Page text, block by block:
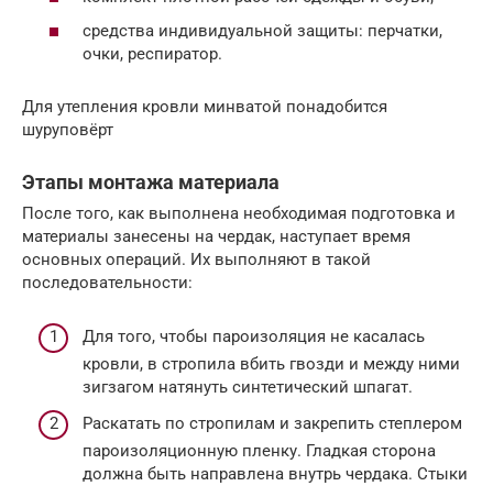
средства индивидуальной защиты: перчатки,
очки, респиратор.
Для утепления кровли минватой понадобится
шуруповёрт
Этапы монтажа материала
После того, как выполнена необходимая подготовка и
материалы занесены на чердак, наступает время
основных операций. Их выполняют в такой
последовательности:
Для того, чтобы пароизоляция не касалась
кровли, в стропила вбить гвозди и между ними
зигзагом натянуть синтетический шпагат.
Раскатать по стропилам и закрепить степлером
пароизоляционную пленку. Гладкая сторона
должна быть направлена внутрь чердака. Стыки